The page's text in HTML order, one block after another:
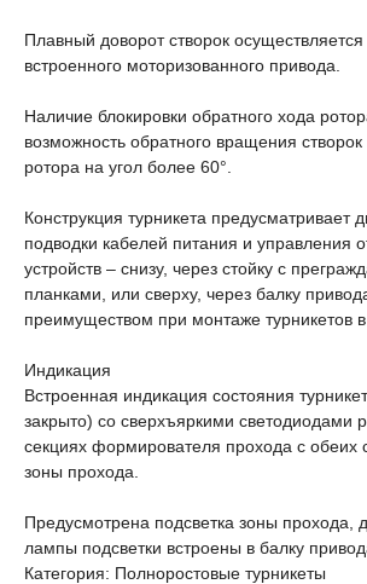
Плавный доворот створок осуществляется
встроенного моторизованного привода.
Наличие блокировки обратного хода
возможность обратного вращения
ротора на угол более 60°.
Конструкция турникета предусматривает
подводки кабелей питания и управления
устройств – снизу, через стойку с
планками, или сверху, через балку
преимуществом при монтаже турникетов в
Индикация
Встроенная индикация состояния
закрыто) со сверхъяркими светодиодами
секциях формирователя прохода с обеих
зоны прохода.
Предусмотрена подсветка зоны прохода,
лампы подсветки встроены в балку
Категория: Полноростовые турникеты